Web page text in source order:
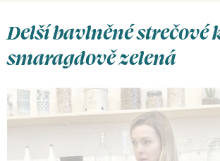
Delší bavlněné strečové
smaragdově zelená